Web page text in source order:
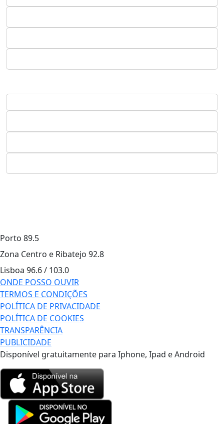
Porto 89.5
Zona Centro e Ribatejo 92.8
Lisboa 96.6 / 103.0
ONDE POSSO OUVIR
TERMOS E CONDIÇÕES
POLÍTICA DE PRIVACIDADE
POLÍTICA DE COOKIES
TRANSPARÊNCIA
PUBLICIDADE
Disponível gratuitamente para Iphone, Ipad e Android